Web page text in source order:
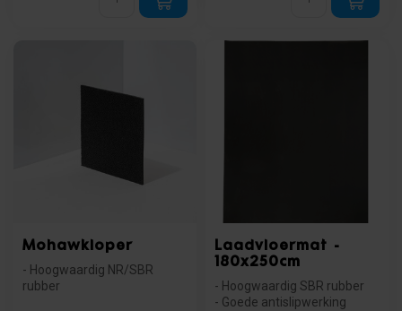
Mohawkloper
- Hoogwaardig NR/SBR
rubber
Laadvloermat -
180x250cm
- Hoogwaardig SBR rubber
- Goede antislipwerking